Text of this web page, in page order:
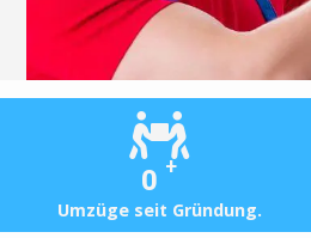
0 +
Umzüge seit Gründung.